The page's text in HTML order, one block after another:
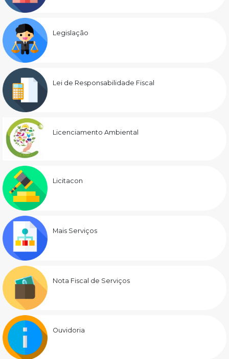
Legislação
Lei de Responsabilidade Fiscal
Licenciamento Ambiental
Licitacon
Mais Serviços
Nota Fiscal de Serviços
Ouvidoria